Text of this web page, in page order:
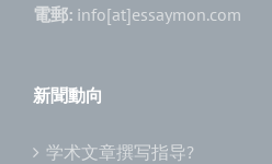
電郵: info[at]essaymon.com
新聞動向
学术文章撰写指导?